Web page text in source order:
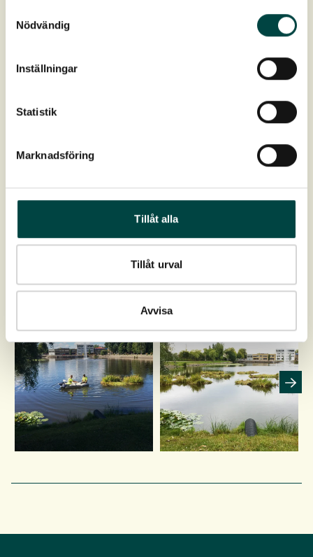
Nödvändig
Inställningar
Statistik
Marknadsföring
Tillåt alla
Tillåt urval
Avvisa
Last ned
Produktdatablad
Drift og skjøtselsanvisning
Inspirasjon